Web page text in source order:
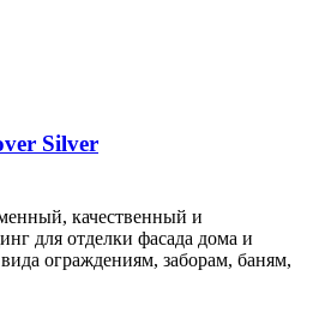
Silver
качественный и
для отделки фасада дома и
ограждениям, заборам, баням,